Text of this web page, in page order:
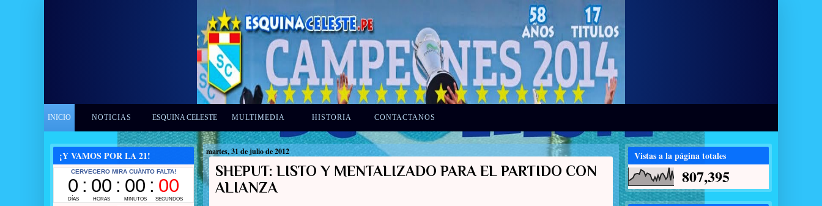
INICIO NOTICIAS ESQUINA CELESTE MULTIMEDIA HISTORIA CONTACTANOS
martes, 31 de julio de 2012
SHEPUT: LISTO Y MENTALIZADO PARA EL PARTIDO CON
ALIANZA
¡Y VAMOS POR LA 21! Vistas a la página totales
807,395